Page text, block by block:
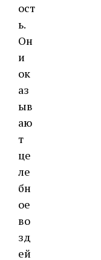
ост
ь.
Он
и
ок
аз
ыв
аю
т
це
ле
бн
ое
во
зд
ей